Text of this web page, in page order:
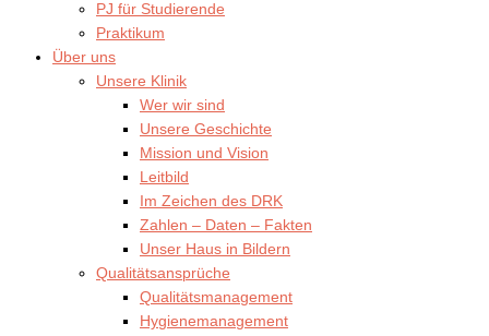
PJ für Studierende
Praktikum
Über uns
Unsere Klinik
Wer wir sind
Unsere Geschichte
Mission und Vision
Leitbild
Im Zeichen des DRK
Zahlen – Daten – Fakten
Unser Haus in Bildern
Qualitätsansprüche
Qualitätsmanagement
Hygienemanagement